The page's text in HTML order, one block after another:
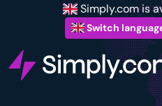
Simply.com is
Switch